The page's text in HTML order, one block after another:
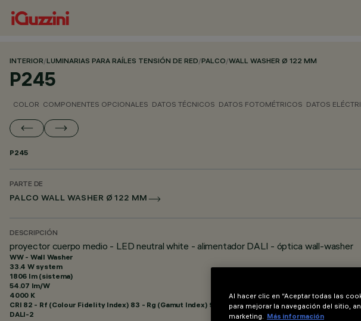
INTERIOR/LUMINARIAS PARA RAÍLES TENSIÓN DE RED/PALCO/WALL WASHER Ø 122 MM
P245
COLOR COMPONENTES OPCIONALES DATOS TÉCNICOS DATOS FOTOMÉTRICOS DATOS
P245
PARTE DE
PALCO WALL WASHER Ø 122 MM
DESCRIPCIÓN
proyector cuerpo medio - LED neutral white - alimentador DALI - óptica wall-washer
WW - Wall Washer
33.4 W system
1806 lm (sistema)
54.07 lm/W
4000 K
CRI 82 - Rf (Colour Fidelity Index) 83 - Rg (Gamut Index) 94
DALI-2
Al hacer clic en “Aceptar todas las
para mejorar la navegación del sitio,
marketing. Más información